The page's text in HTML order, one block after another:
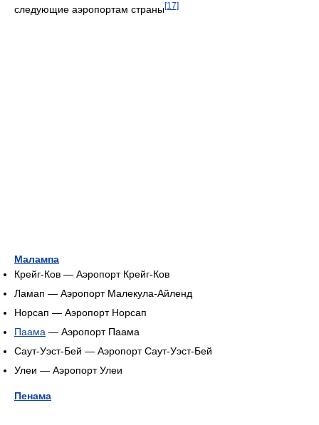
следующие аэропортам страны[17]
Малампа
Крейг-Ков — Аэропорт Крейг-Ков
Ламап — Аэропорт Малекула-Айленд
Норсап — Аэропорт Норсап
Паама — Аэропорт Паама
Саут-Уэст-Бей — Аэропорт Саут-Уэст-Бей
Улеи — Аэропорт Улеи
Пенама